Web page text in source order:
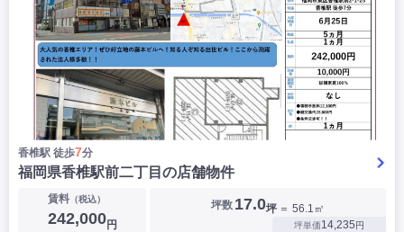
香椎駅 徒歩7分
福岡県香椎駅前二丁目の店舗物件
賃料（税込）
242,000円
坪数 17.0坪 ＝ 56.1㎡
坪単価14,235円